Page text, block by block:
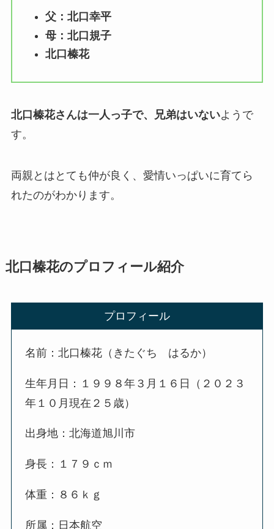
父：北口幸平
母：北口規子
北口榛花
北口榛花さんは一人っ子で、兄弟はいないようで
す。
両親とはとても仲が良く、愛情いっぱいに育てら
れたのがわかります。
北口榛花のプロフィール紹介
プロフィール
名前：北口榛花（きたぐち はるか）
生年月日：１９９８年３月１６日（２０２３
年１０月現在２５歳）
出身地：北海道旭川市
身長：１７９ｃｍ
体重：８６ｋｇ
所属：日本航空